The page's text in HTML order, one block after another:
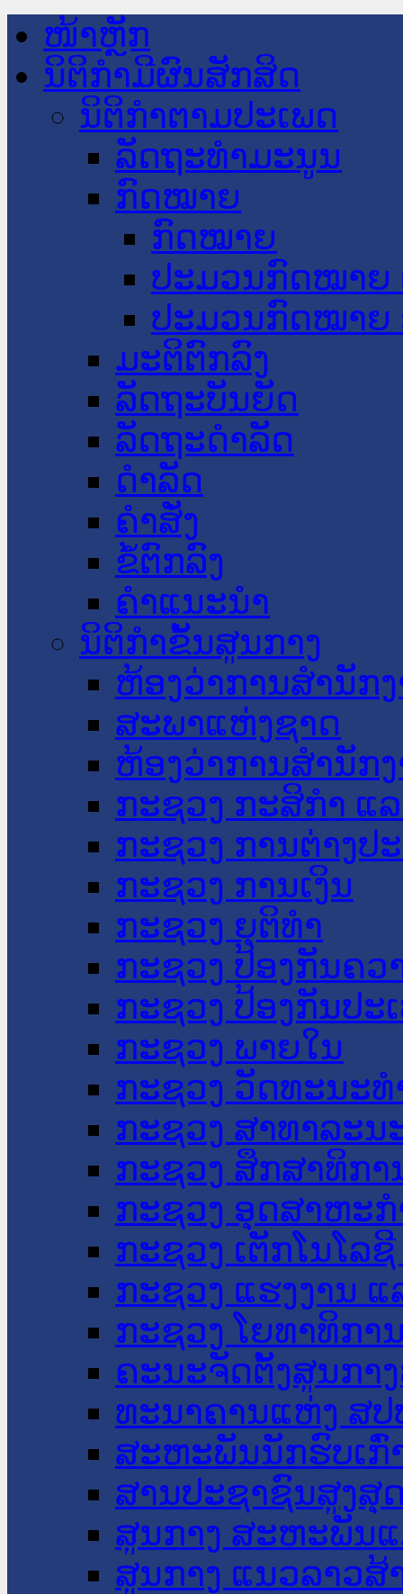
ໜ້າຫຼັກ
ນິຕິກໍາມີຜົນສັກສິດ
ນິຕິກໍາຕາມປະເພດ
ລັດຖະທໍາມະນູນ
ກົດໝາຍ
ກົດໝາຍ
ປະມວນກົດໝາຍ
ປະມວນກົດໝາຍ
ມະຕິຕົກລົງ
ລັດຖະບັນຍັດ
ລັດຖະດໍາລັດ
ດໍາລັດ
ຄໍາສັ່ງ
ຂໍ້ຕົກລົງ
ຄໍາແນະນໍາ
ນິຕິກໍາຂັ້ນສູນກາງ
ຫ້ອງວ່າການສໍານັກ
ສະພາແຫ່ງຊາດ
ຫ້ອງວ່າການສຳນັກ
ກະຊວງ ກະສິກຳ ແ
ກະຊວງ ການຕ່າງປ
ກະຊວງ ການເງິນ
ກະຊວງ ຍຸຕິທໍາ
ກະຊວງ ປ້ອງກັນຄວ
ກະຊວງ ປ້ອງກັນປະ
ກະຊວງ ພາຍໃນ
ກະຊວງ ວັດທະນະ
ກະຊວງ ສາທາລະນ
ກະຊວງ ສຶກສາທິກາ
ກະຊວງ ອຸດສາຫະ
ກະຊວງ ເຕັກໂນໂລ
ກະຊວງ ແຮງງານ
ກະຊວງ ໂຍທາທິກາ
ຄະນະຈັດຕັ້ງສູນກາ
ທະນາຄານແຫ່ງ ສປ
ສະຫະພັນນັກຮົບເກົ່
ສານປະຊາຊົນສູງສຸ
ສູນກາງ ສະຫະພັນ
ສູນກາງ ແນວລາວສ້